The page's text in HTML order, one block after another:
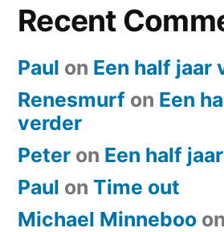
Recent
Paul on Een half jaar
Renesmurf on Een
verder
Peter on Een half
Paul on ​Time out
Michael Minneboo on